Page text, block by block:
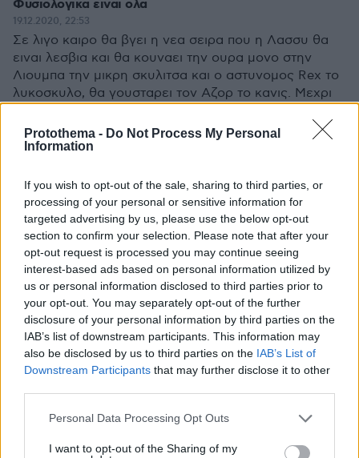
Protothema - Do Not Process My Personal
Information
If you wish to opt-out of the sale, sharing to third parties, or
processing of your personal or sensitive information for
targeted advertising by us, please use the below opt-out
section to confirm your selection. Please note that after your
opt-out request is processed you may continue seeing
interest-based ads based on personal information utilized by
us or personal information disclosed to third parties prior to
your opt-out. You may separately opt-out of the further
disclosure of your personal information by third parties on the
IAB’s list of downstream participants. This information may
also be disclosed by us to third parties on the IAB’s List of
Downstream Participants that may further disclose it to other
Please note that this website/app uses one or more Google
not limited to your visit or usage behaviour. You may click to
Personal Data Processing Opt Outs
I want to opt-out of the Sharing of my
Φυσιολογικα ειναι ολα
19.12.2020, 22:53
Σε λιγο καιρο θα βγει η νεα σειρα που η Λασσυ θα
ειναι λεσβια και θα κουναει την ουρα μονο στην
Λιουμπα την μικρη σκυλιτσα και ο αστυνομος Rex το
λυκοσκυλο, θα γουσταρει τον Αζορ το κανις. Μεχρι
ΑΠΑΝΤΗΣΗ
Ματζαφλάρας
19.12.2020, 21:26
Οι τελευταίες ημέρες της Πομπηΐας.... ρε παλικάρια τι
τσοντάρετε βλέποντας νέτλιξ και πούτσαφλιξ, αν
τους είχατε γραμμένους στα μέζεά σας δεν θα τους
βλέπατε κιόλας, δεν δεχόσασταν την πούστικη
προπαγάνδα τους και όσοι κρύβονται από πίσω χωρίς
παρά θα την έκαναν σβουρικτή
ΑΠΑΝΤΗΣΗ
Θα ισιώσουν τα πράγματα...
19.12.2020, 21:10
Ξεφτυλισμός. Έρχεται όμως το ισλάμ και οι ταράτσες
ΑΠΑΝΤΗΣΗ